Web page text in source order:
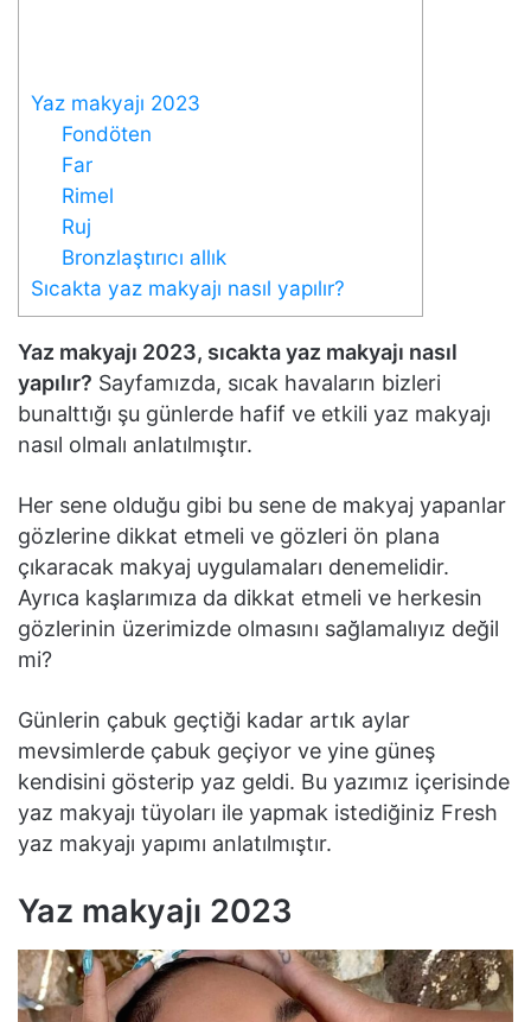
Yaz makyajı 2023
Fondöten
Far
Rimel
Ruj
Bronzlaştırıcı allık
Sıcakta yaz makyajı nasıl yapılır?
Yaz makyajı 2023, sıcakta yaz makyajı nasıl
yapılır? Sayfamızda, sıcak havaların bizleri
bunalttığı şu günlerde hafif ve etkili yaz makyajı
nasıl olmalı anlatılmıştır.
Her sene olduğu gibi bu sene de makyaj yapanlar
gözlerine dikkat etmeli ve gözleri ön plana
çıkaracak makyaj uygulamaları denemelidir.
Ayrıca kaşlarımıza da dikkat etmeli ve herkesin
gözlerinin üzerimizde olmasını sağlamalıyız değil
mi?
Günlerin çabuk geçtiği kadar artık aylar
mevsimlerde çabuk geçiyor ve yine güneş
kendisini gösterip yaz geldi. Bu yazımız içerisinde
yaz makyajı tüyoları ile yapmak istediğiniz Fresh
yaz makyajı yapımı anlatılmıştır.
Yaz makyajı 2023